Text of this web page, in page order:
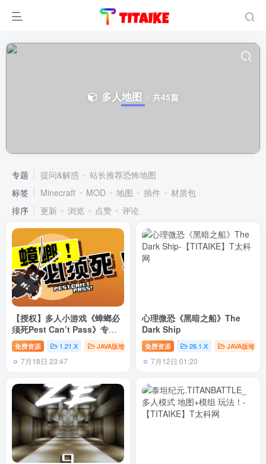
多人地图 共45篇
专题 提问&解惑
站长推荐恐怖地图
标签
Minecraft MOD 地图 插件
材质包
排序
更新 浏览 点赞 评论
【授权】多人小游戏《蟑螂必
须死Pest Can’t Pass》专业
清理团队，出发！！！
免费资源 1.21.X JAVA版地图专区 地图
7月18日 23:47
心理微恐《黑暗之船》The
Dark Ship
免费资源 26.1.X JAVA版地图
7月12日 01:20